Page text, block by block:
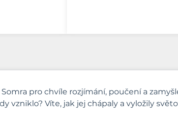
pro chvíle rozjímání, poučení a
vzniklo? Víte, jak jej chápaly a vyložily